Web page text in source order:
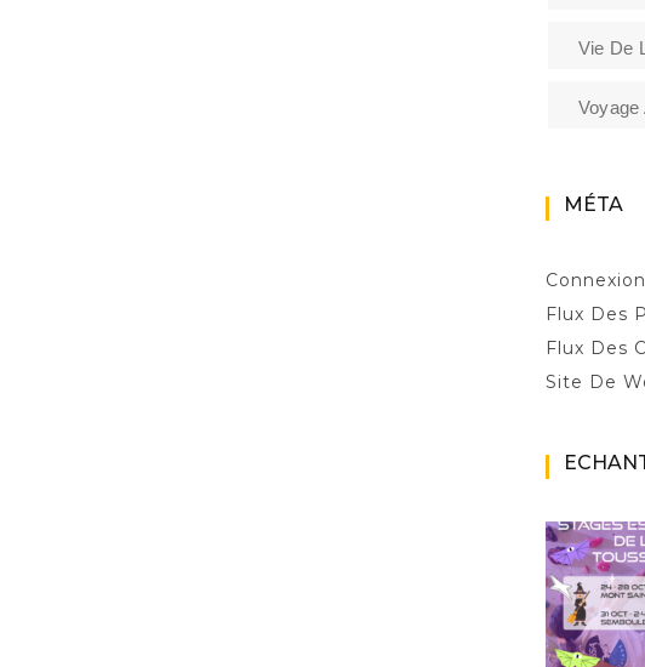
Vie De
Voyage
MÉTA
Connexion
Flux Des
Flux Des
Site De